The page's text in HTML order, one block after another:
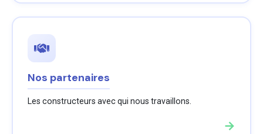
Nos partenaires
Les constructeurs avec qui nous travaillons.
→